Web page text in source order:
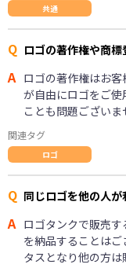
共通
Q ロゴの著作権や商
A ロゴの著作権はお
が自由にロゴをご使
ことも問題ござい
関連タグ
ロゴ
Q 同じロゴを他の人
A ロゴタンクで販売
を納品することは
タスとなり他の方